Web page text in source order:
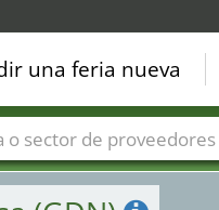
una feria nueva
ferias Sectores de